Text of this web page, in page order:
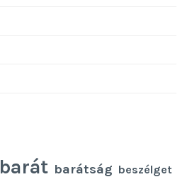
barát barátság beszélget